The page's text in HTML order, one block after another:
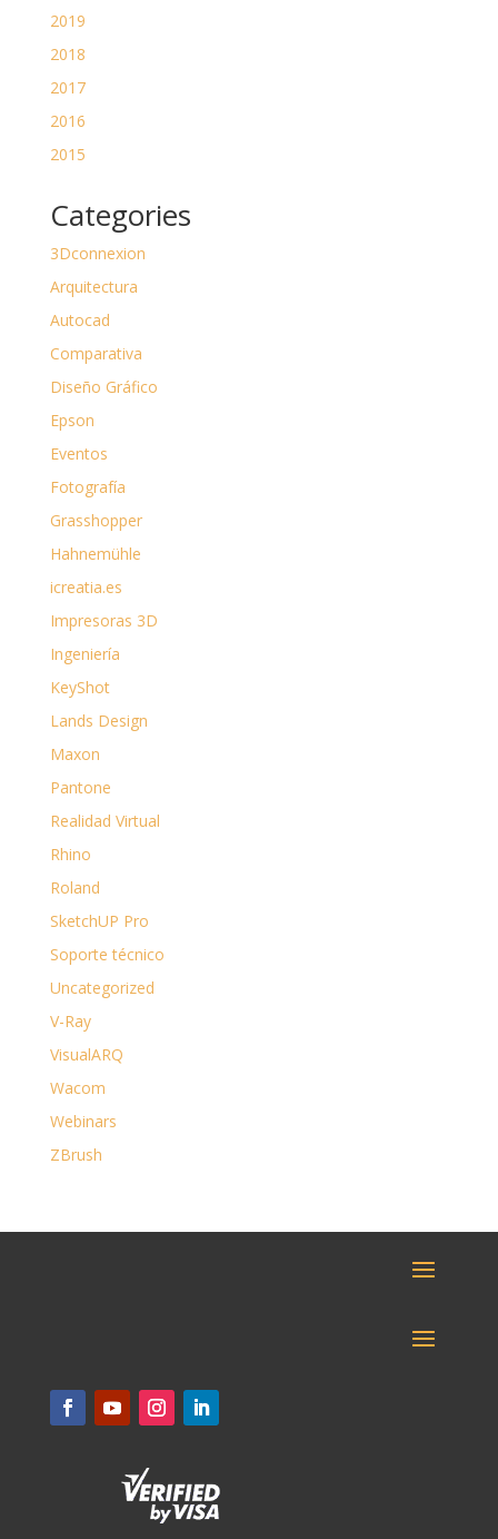
2019
2018
2017
2016
2015
Categories
3Dconnexion
Arquitectura
Autocad
Comparativa
Diseño Gráfico
Epson
Eventos
Fotografía
Grasshopper
Hahnemühle
icreatia.es
Impresoras 3D
Ingeniería
KeyShot
Lands Design
Maxon
Pantone
Realidad Virtual
Rhino
Roland
SketchUP Pro
Soporte técnico
Uncategorized
V-Ray
VisualARQ
Wacom
Webinars
ZBrush